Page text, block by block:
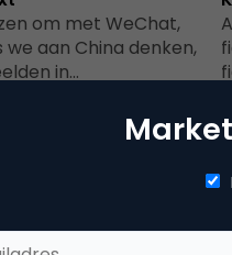
om met WeChat,
aan China denken,
in…